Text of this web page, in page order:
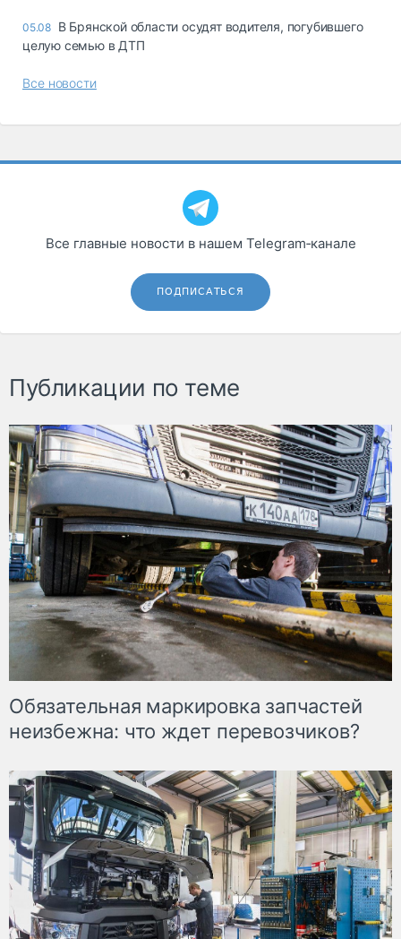
05.08 В Брянской области осудят водителя, погубившего
целую семью в ДТП
Все новости
Все главные новости в нашем Telegram‑канале
ПОДПИСАТЬСЯ
Публикации по теме
Обязательная маркировка запчастей
неизбежна: что ждет перевозчиков?